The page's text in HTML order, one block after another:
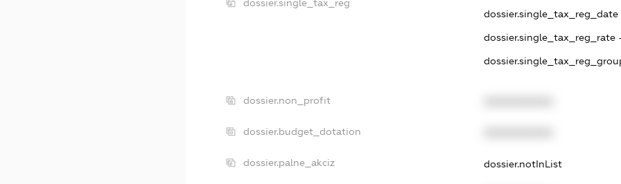
dossier.single_tax_reg
dossier.single_tax_reg_date
dossier.single_tax_reg_rate
dossier.non_profit
dossier.budget_dotation
dossier.palne_akciz dossier.notInList